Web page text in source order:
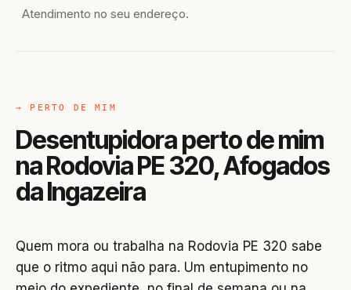
Atendimento no seu endereço.
→ PERTO DE MIM
Desentupidora perto de mim
na Rodovia PE 320, Afogados
da Ingazeira
Quem mora ou trabalha na Rodovia PE 320 sabe
que o ritmo aqui não para. Um entupimento no